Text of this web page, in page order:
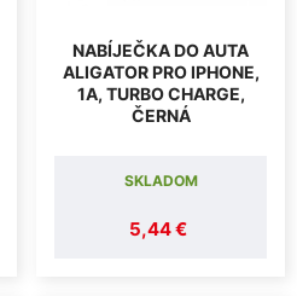
NABÍJEČKA DO AUTA
ALIGATOR PRO IPHONE,
1A, TURBO CHARGE,
ČERNÁ
5,44 €
SKLADOM